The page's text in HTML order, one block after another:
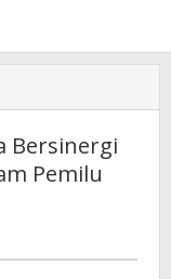
Bersinergi
Pemilu